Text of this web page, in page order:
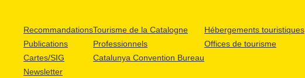
Recommandations
Publications
Cartes/SIG
Newsletter
Tourisme de la Catalogne
Professionnels
Catalunya Convention Bureau
Hébergements touristiques
Offices de tourisme